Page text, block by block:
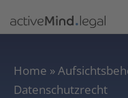
Home »
Datenschutzrecht